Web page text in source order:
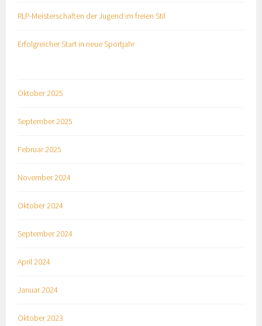
RLP-Meisterschaften der Jugend im freien Stil
Erfolgreicher Start in neue Sportjahr
Oktober 2025
September 2025
Februar 2025
November 2024
Oktober 2024
September 2024
April 2024
Januar 2024
Oktober 2023